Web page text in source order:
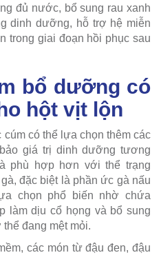
đủ nước, bổ sung rau xanh
dinh dưỡng, hỗ trợ hệ miễn
trong giai đoạn hồi phục sau
bổ dưỡng có
hột vịt lộn
có thể lựa chọn thêm các
giá trị dinh dưỡng tương
phù hợp hơn với thể trạng
đặc biệt là phần ức gà nấu
chọn phổ biến nhờ chứa
làm dịu cổ họng và bổ sung
đang mệt mỏi.
các món từ đậu đen, đậu